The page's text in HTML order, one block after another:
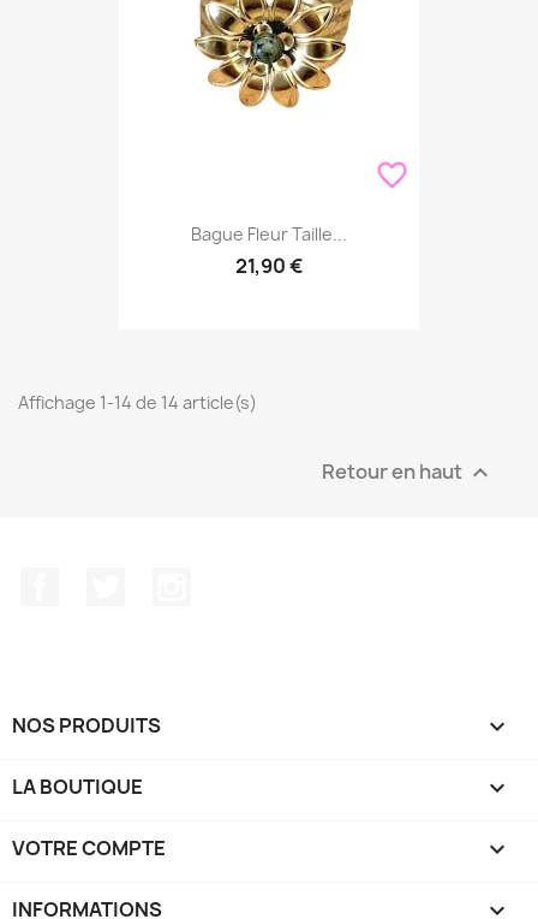
favorite_border
Bague Fleur Taille...
21,90 €
Affichage 1-14 de 14 article(s)
Retour en haut 
NOS PRODUITS 
LA BOUTIQUE 
VOTRE COMPTE 
INFORMATIONS keyboard_arrow_down